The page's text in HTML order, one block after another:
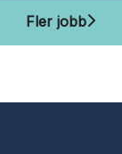
Fler jobb